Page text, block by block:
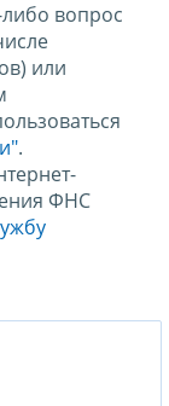
вопрос
или
.
ФНС